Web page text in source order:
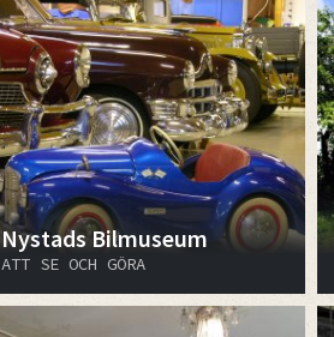
Nystads Bilmuseum
ATT SE OCH GÖRA